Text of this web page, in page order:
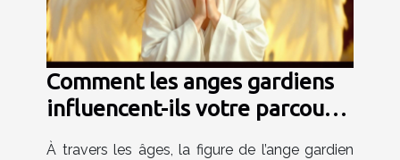
Comment les anges gardiens
influencent-ils votre parcours
de vie ?
À travers les âges, la figure de l’ange gardien